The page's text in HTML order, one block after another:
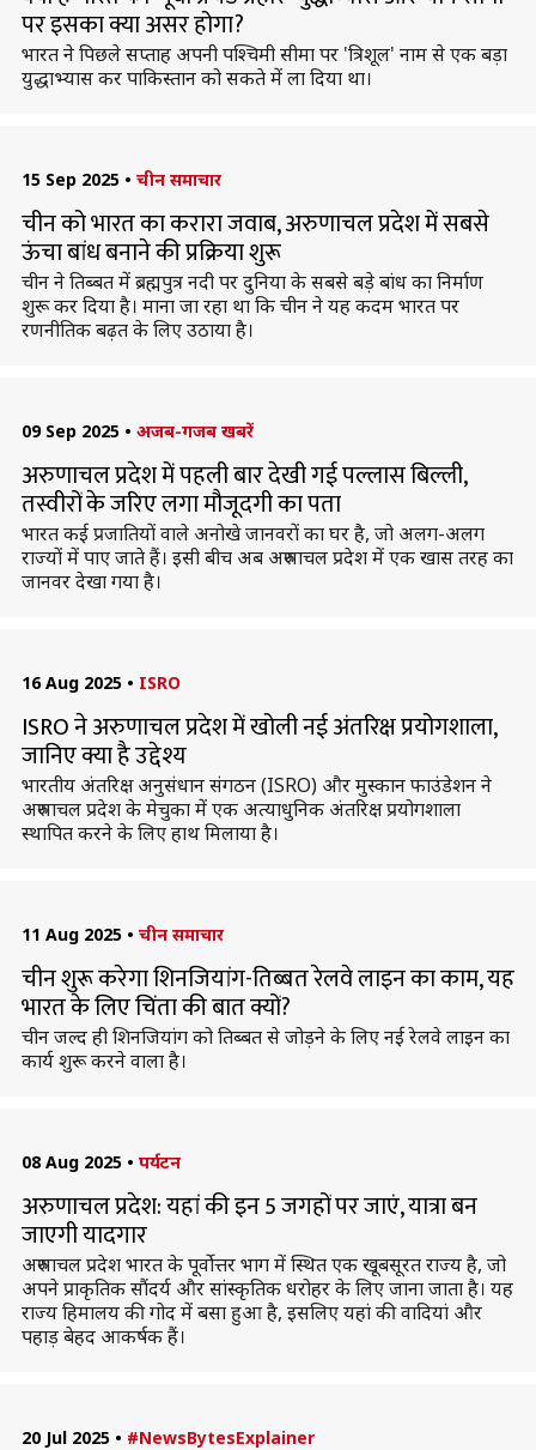
पर इसका क्या असर होगा?
भारत ने पिछले सप्ताह अपनी पश्चिमी सीमा पर 'त्रिशूल' नाम से एक बड़ा
युद्धाभ्यास कर पाकिस्तान को सकते में ला दिया था।
15 Sep 2025 • चीन समाचार
चीन को भारत का करारा जवाब, अरुणाचल प्रदेश में सबसे
ऊंचा बांध बनाने की प्रक्रिया शुरू
चीन ने तिब्बत में ब्रह्मपुत्र नदी पर दुनिया के सबसे बड़े बांध का निर्माण
शुरू कर दिया है। माना जा रहा था कि चीन ने यह कदम भारत पर
रणनीतिक बढ़त के लिए उठाया है।
09 Sep 2025 • अजब-गजब खबरें
अरुणाचल प्रदेश में पहली बार देखी गई पल्लास बिल्ली,
तस्वीरों के जरिए लगा मौजूदगी का पता
भारत कई प्रजातियों वाले अनोखे जानवरों का घर है, जो अलग-अलग
राज्यों में पाए जाते हैं। इसी बीच अब अरुणाचल प्रदेश में एक खास तरह का
जानवर देखा गया है।
16 Aug 2025 • ISRO
ISRO ने अरुणाचल प्रदेश में खोली नई अंतरिक्ष प्रयोगशाला,
जानिए क्या है उद्देश्य
भारतीय अंतरिक्ष अनुसंधान संगठन (ISRO) और मुस्कान फाउंडेशन ने
अरुणाचल प्रदेश के मेचुका में एक अत्याधुनिक अंतरिक्ष प्रयोगशाला
स्थापित करने के लिए हाथ मिलाया है।
11 Aug 2025 • चीन समाचार
चीन शुरू करेगा शिनजियांग-तिब्बत रेलवे लाइन का काम, यह
भारत के लिए चिंता की बात क्यों?
चीन जल्द ही शिनजियांग को तिब्बत से जोड़ने के लिए नई रेलवे लाइन का
कार्य शुरू करने वाला है।
08 Aug 2025 • पर्यटन
अरुणाचल प्रदेश: यहां की इन 5 जगहों पर जाएं, यात्रा बन
जाएगी यादगार
अरुणाचल प्रदेश भारत के पूर्वोत्तर भाग में स्थित एक खूबसूरत राज्य है, जो
अपने प्राकृतिक सौंदर्य और सांस्कृतिक धरोहर के लिए जाना जाता है। यह
राज्य हिमालय की गोद में बसा हुआ है, इसलिए यहां की वादियां और
पहाड़ बेहद आकर्षक हैं।
20 Jul 2025 • #NewsBytesExplainer